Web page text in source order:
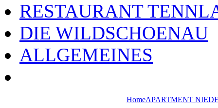
RESTAURANT
DIE WILDSCHOENAU
ALLGEMEINES
HomeAPARTMENT